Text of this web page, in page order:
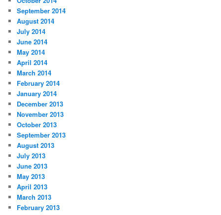
September 2014
August 2014
July 2014
June 2014
May 2014
April 2014
March 2014
February 2014
January 2014
December 2013
November 2013
October 2013
September 2013
August 2013
July 2013
June 2013
May 2013
April 2013
March 2013
February 2013